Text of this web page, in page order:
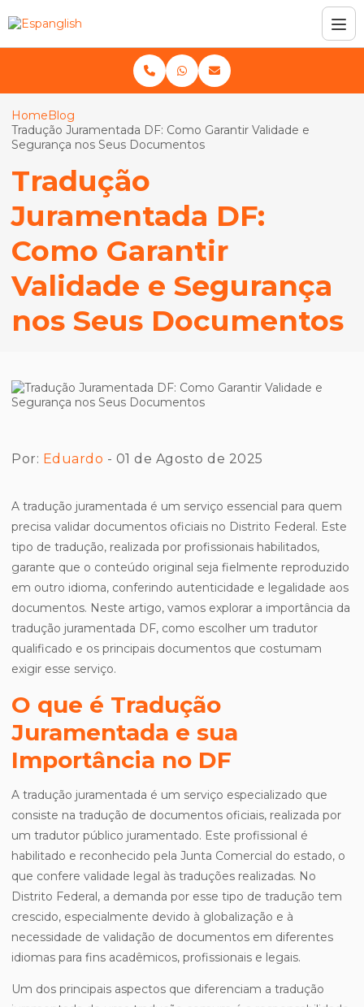
HomeBlog
Tradução Juramentada DF: Como Garantir Validade e
Segurança nos Seus Documentos
Tradução
Juramentada DF:
Como Garantir
Validade e Segurança
nos Seus Documentos
Por: Eduardo - 01 de Agosto de 2025
A tradução juramentada é um serviço essencial para quem
precisa validar documentos oficiais no Distrito Federal. Este
tipo de tradução, realizada por profissionais habilitados,
garante que o conteúdo original seja fielmente reproduzido
em outro idioma, conferindo autenticidade e legalidade aos
documentos. Neste artigo, vamos explorar a importância da
tradução juramentada DF, como escolher um tradutor
qualificado e os principais documentos que costumam
exigir esse serviço.
O que é Tradução
Juramentada e sua
Importância no DF
A tradução juramentada é um serviço especializado que
consiste na tradução de documentos oficiais, realizada por
um tradutor público juramentado. Este profissional é
habilitado e reconhecido pela Junta Comercial do estado, o
que confere validade legal às traduções realizadas. No
Distrito Federal, a demanda por esse tipo de tradução tem
crescido, especialmente devido à globalização e à
necessidade de validação de documentos em diferentes
idiomas para fins acadêmicos, profissionais e legais.
Um dos principais aspectos que diferenciam a tradução